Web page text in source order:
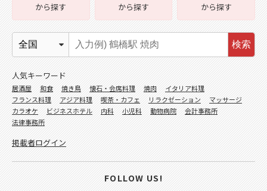
から探す
から探す
から探す
検索
人気キーワード
居酒屋 和食 焼き鳥 懐石・会席料理 焼肉
イタリア料理
フランス料理
アジア料理 喫茶・カフェ リラクゼーション
マッサージ
カラオケ
ビジネスホテル 内科 小児科 動物病院
会計事務所
法律事務所
掲載者ログイン
FOLLOW US!